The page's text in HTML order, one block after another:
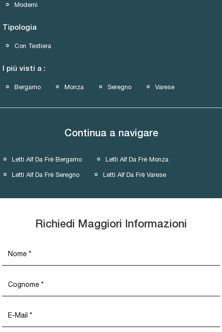
Moderni
Tipologia
Con Testiera
I più visti a :
Bergamo Monza Seregno Varese
Continua a navigare
Letti Alf Da Frè Bergamo Letti Alf Da Frè Monza
Letti Alf Da Frè Seregno Letti Alf Da Frè Varese
Richiedi Maggiori Informazioni